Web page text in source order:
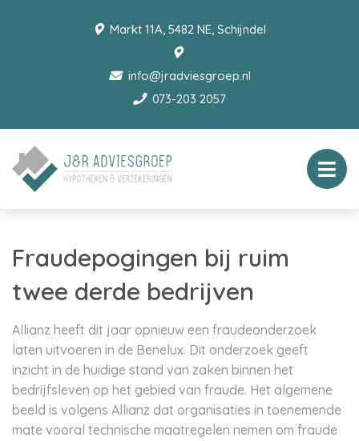
Markt 11A, 5482 NE, Schijndel
info@jradviesgroep.nl
073-203 2057
Fraudepogingen bij ruim
twee derde bedrijven
Allianz heeft dit jaar opnieuw een fraudeonderzoek
laten uitvoeren in de Benelux. Dit onderzoek geeft
inzicht in de huidige stand van zaken binnen het
bedrijfsleven op het gebied van fraude. Het algemene
beeld is volgens Allianz dat organisaties in toenemende
mate vooral technische maatregelen nemen om fraude